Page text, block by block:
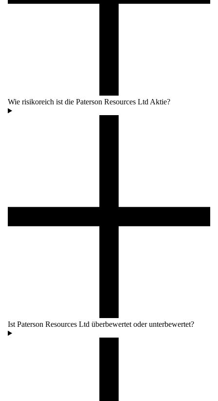
Wie risikoreich ist die Paterson Resources Ltd Aktie?
Ist Paterson Resources Ltd überbewertet oder unterbewertet?